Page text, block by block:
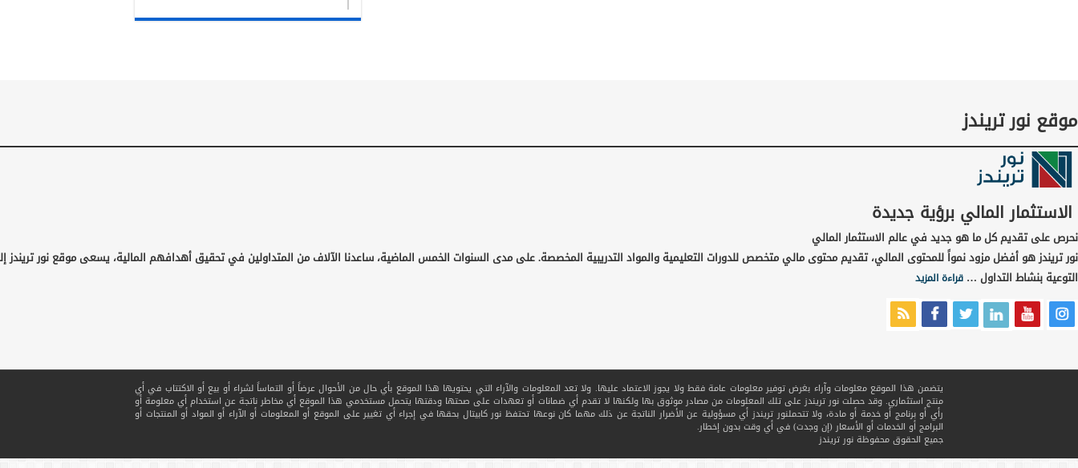
موقع نور تريندز
الاستثمار المالي برؤية جديدة
نحرص على تقديم كل ما هو جديد في عالم الاستثمار المالي
نور تريندز هو أفضل مزود نمواً للمحتوى المالي، تقديم محتوى مالي متخصص للدورات التعليمية والمواد التدريبية المخصصة. على مدى السنوات الخمس الماضية، ساعدنا الآلاف من المتداولين في تحقيق أهدافهم المالية، يسعى موقع نور تريندز
التوعية بنشاط التداول … قراءة المزيد
يتضمن هذا الموقع معلومات وآراء بغرض توفير معلومات عامة فقط ولا يجوز الاعتماد عليها. ولا تعد المعلومات والآراء التي يحتويها هذا الموقع بأي حال من الأحوال عرضاً أو التماساً لشراء أو بيع أو الاكتتاب في أي
منتج استثماري. وقد حصلت نور تريندز على تلك المعلومات من مصادر موثوق بها ولكنها لا تقدم أي ضمانات أو تعهدات على صحتها ودقتها يتحمل مستخدمي هذا الموقع أي مخاطر ناتجة عن استخدام أي معلومة أو
رأي أو برنامج أو خدمة أو مادة، ولا تتحملنور تريندز أي مسؤولية عن الأضرار الناتجة عن ذلك مهما كان نوعها تحتفظ نور كابيتال بحقها في إجراء أي تغيير على الموقع أو المعلومات أو الآراء أو المواد أو المنتجات أو
البرامج أو الخدمات أو الأسعار (إن وجدت) في أي وقت بدون إخطار.
جميع الحقوق محفوظةنور تريندز